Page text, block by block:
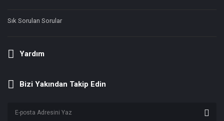
Sık Sorulan Sorular
Yardım
Bizi Yakından Takip Edin